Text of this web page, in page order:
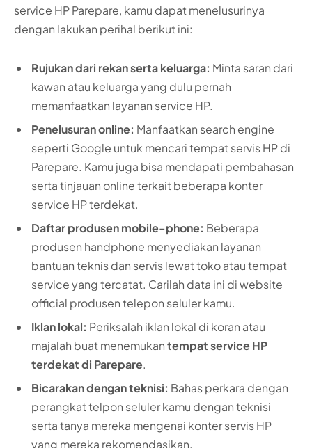
service HP Parepare, kamu dapat menelusurinya
dengan lakukan perihal berikut ini:
Rujukan dari rekan serta keluarga: Minta saran dari
kawan atau keluarga yang dulu pernah
memanfaatkan layanan service HP.
Penelusuran online: Manfaatkan search engine
seperti Google untuk mencari tempat servis HP di
Parepare. Kamu juga bisa mendapati pembahasan
serta tinjauan online terkait beberapa konter
service HP terdekat.
Daftar produsen mobile-phone: Beberapa
produsen handphone menyediakan layanan
bantuan teknis dan servis lewat toko atau tempat
service yang tercatat. Carilah data ini di website
official produsen telepon seluler kamu.
Iklan lokal: Periksalah iklan lokal di koran atau
majalah buat menemukantempat service HP
terdekat di Parepare.
Bicarakan dengan teknisi: Bahas perkara dengan
perangkat telpon seluler kamu dengan teknisi
serta tanya mereka mengenai konter servis HP
yang mereka rekomendasikan.